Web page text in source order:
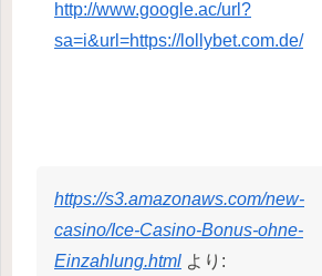
http://www.google.ac/url?
sa=i&url=https://lollybet.com.de/
https://s3.amazonaws.com/new-
casino/Ice-Casino-Bonus-ohne-
Einzahlung.html より: